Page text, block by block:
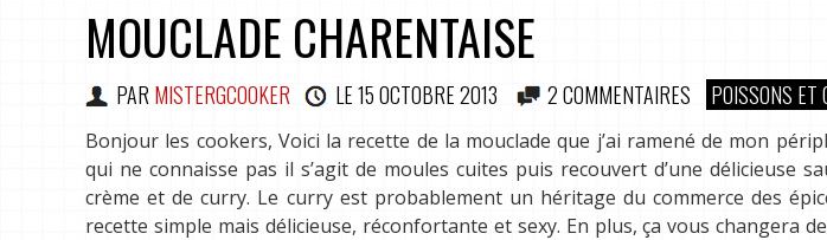
MOUCLADE CHARENTAISE
PAR MISTERGCOOKER LE15 OCTOBRE 2013 2 COMMENTAIRES POISSONS ET
Bonjour les cookers, Voici la recette de la mouclade que j’ai ramené de mon
qui ne connaisse pas il s’agit de moules cuites puis recouvert d’une délicieuse
crème et de curry. Le curry est probablement un héritage du commerce des
recette simple mais délicieuse, réconfortante et sexy. En plus, ça vous changera